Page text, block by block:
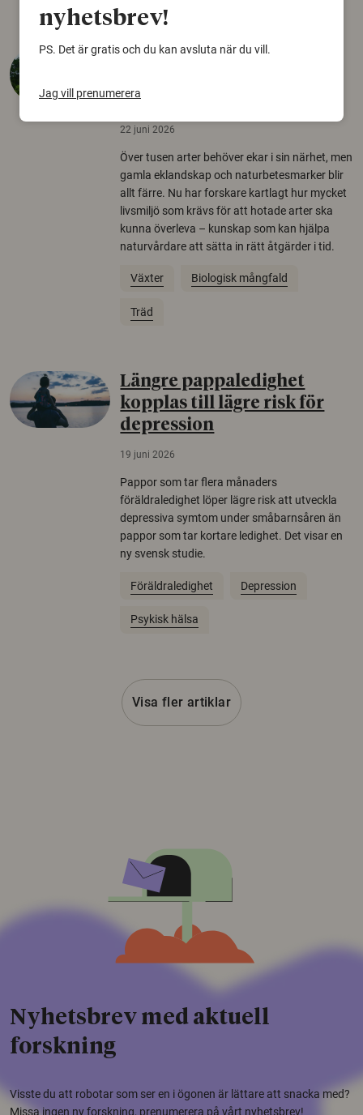
Så mycket eklandskap
arter
22 juni 2026
Över tusen arter behöver ekar i sin närhet, men
gamla eklandskap och naturbetesmarker blir
allt färre. Nu har forskare kartlagt hur mycket
livsmiljö som krävs för att hotade arter ska
kunna överleva – kunskap som kan hjälpa
naturvårdare att sätta in rätt åtgärder i tid.
Växter Biologisk mångfald
Träd
Längre pappaledighet
kopplas till lägre risk för
depression
19 juni 2026
Pappor som tar flera månaders
föräldraledighet löper lägre risk att utveckla
depressiva symtom under småbarnsåren än
pappor som tar kortare ledighet. Det visar en
ny svensk studie.
Föräldraledighet Depression
Psykisk hälsa
Visa fler artiklar
Nyhetsbrev med aktuell
forskning
Visste du att robotar som ser en i ögonen är lättare att snacka med?
Missa ingen ny forskning, prenumerera på vårt nyhetsbrev!
nyhetsbrev!
PS. Det är gratis och du kan avsluta när du vill.
Jag vill prenumerera